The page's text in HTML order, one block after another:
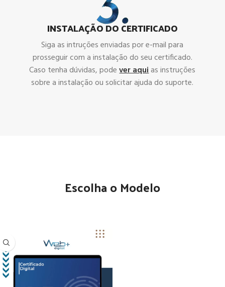
INSTALAÇÃO DO CERTIFICADO
Siga as intruções enviadas por e-mail para
prosseguir com a instalação do seu certificado.
Caso tenha dúvidas, podever aquias instruções
sobre a instalação ou solicitar ajuda do suporte.
Escolha o Modelo